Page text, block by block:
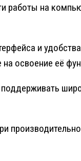
работы на
и
освоение её